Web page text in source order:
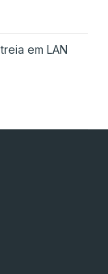
em LAN